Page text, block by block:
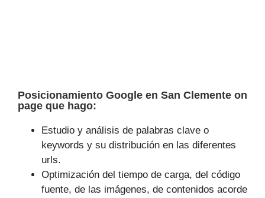
Posicionamiento Google en San Clemente on
page que hago:
Estudio y análisis de palabras clave o
keywords y su distribución en las diferentes
urls.
Optimización del tiempo de carga, del código
fuente, de las imágenes, de contenidos acorde